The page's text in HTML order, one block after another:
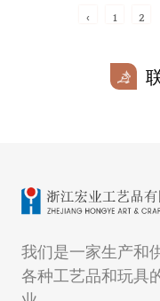
‹ 1 2
我们是一家生产和
各种工艺品和玩具